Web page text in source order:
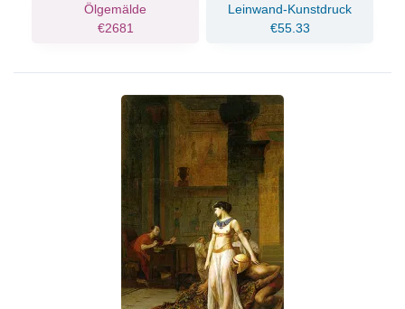
Ölgemälde
€2681
Leinwand-Kunstdruck
€55.33